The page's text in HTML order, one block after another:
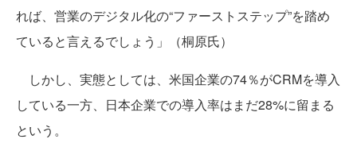
れば、営業のデジタル化の“ファーストステップ”を踏め
ていると言えるでしょう」（桐原氏）
しかし、実態としては、米国企業の74％がCRMを導入
している一方、日本企業での導入率はまだ28%に留まる
という。